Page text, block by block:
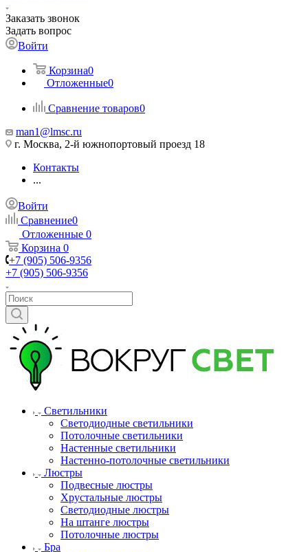
Заказать звонок
Задать вопрос
Войти
Корзина0
Отложенные0
Сравнение товаров0
man1@lmsc.ru
г. Москва, 2-й южнопортовый проезд 18
Контакты
...
Войти
Сравнение0
Отложенные 0
Корзина 0
+7 (905) 506-9356
+7 (905) 506-9356
Светильники
Светодиодные светильники
Потолочные светильники
Настенные светильники
Настенно-потолочные светильники
Люстры
Подвесные люстры
Хрустальные люстры
Светодиодные люстры
На штанге люстры
Потолочные люстры
Бра